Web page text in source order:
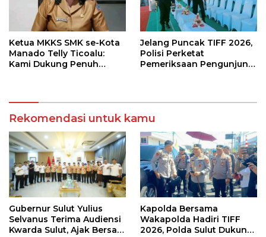
Ketua MKKS SMK se-Kota
Manado Telly Ticoalu:
Kami Dukung Penuh
Jelang Puncak TIFF 2026,
Polisi Perketat
Pemeriksaan Pengunjung
Rekomendasi untuk kamu
Gubernur Sulut Yulius
Selvanus Terima Audiensi
Kwarda Sulut, Ajak Bersatu
Kapolda Bersama
Wakapolda Hadiri TIFF
2026, Polda Sulut Dukung